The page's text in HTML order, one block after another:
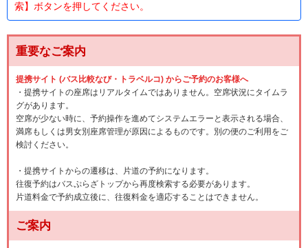
索】ボタンを押してください。
重要なご案内
提携サイト (バス比較なび・トラベルコ) からご予約のお客様へ
・提携サイトの座席はリアルタイムではありません。空席状況にタイムラ
グがあります。
空席が少ない時に、予約操作を進めてシステムエラーと表示される場合、
満席もしくは男女別座席管理が原因によるものです。別の便のご利用をご
検討ください。
・提携サイトからの遷移は、片道の予約になります。
往復予約はバスぷらざトップから再度検索する必要があります。
片道料金で予約成立後に、往復料金を適応することはできません。
ご案内